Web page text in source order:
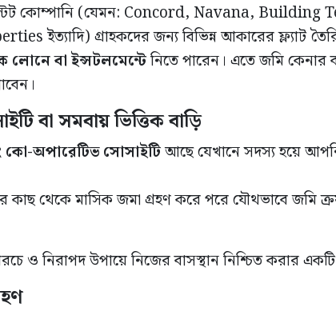
কোম্পানি (যেমন: Concord, Navana,
ইত্যাদি) গ্রাহকদের জন্য বিভিন্ন আকারের ফ্ল্যাট
লোনে বা ইন্সটলমেন্টেনিতে পারেন। এতে জমি কেনার
বা সমবায় ভিত্তিক বাড়ি
কো-অপারেটিভ সোসাইটিআছে যেখানে সদস্য হয়ে
থেকে মাসিক জমা গ্রহণ করে পরে যৌথভাবে জমি ক্রয়
ও নিরাপদ উপায়ে নিজের বাসস্থান নিশ্চিত করার একটি